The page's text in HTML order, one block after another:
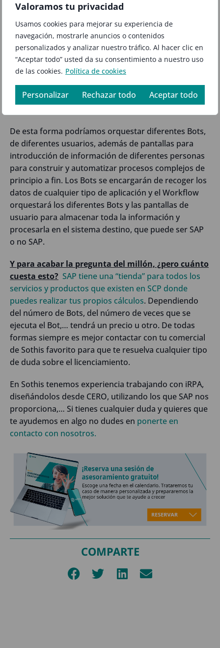
Valoramos tu privacidad
Usamos cookies para mejorar su experiencia de
navegación, mostrarle anuncios o contenidos
personalizados y analizar nuestro tráfico. Al hacer clic en
“Aceptar todo” usted da su consentimiento a nuestro uso
de las cookies. Política de cookies
Personalizar Rechazar todo Aceptar todo
Además también hay que recordar que esta
tecnología de los Bots se puede combinar con el
resto de tecnologías que nos ofrece SAP. Por
ejemplo, un caso muy interesante es combinarla con
De esta forma podríamos orquestar diferentes Bots,
de diferentes usuarios, además de pantallas para
introducción de información de diferentes personas
para construir y automatizar procesos complejos de
principio a fin. Los Bots se encargarán de recoger los
datos de cualquier tipo de aplicación y el Workflow
orquestará los diferentes Bots y las pantallas de
usuario para almacenar toda la información y
procesarla en el sistema destino, que puede ser SAP
o no SAP.
Y para acabar la pregunta del millón, ¿pero cuánto
cuesta esto? SAP tiene una “tienda” para todos los
servicios y productos que existen en SCP donde
puedes realizar tus propios cálculos. Dependiendo
del número de Bots, del número de veces que se
ejecuta el Bot,… tendrá un precio u otro. De todas
formas siempre es mejor contactar con tu comercial
de Sothis favorito para que te resuelva cualquier tipo
de duda sobre el licenciamiento.
En Sothis tenemos experiencia trabajando con iRPA,
diseñándolos desde CERO, utilizando los que SAP nos
proporciona,… Si tienes cualquier duda y quieres que
te ayudemos en algo no dudes en ponerte en
contacto con nosotros.
COMPARTE